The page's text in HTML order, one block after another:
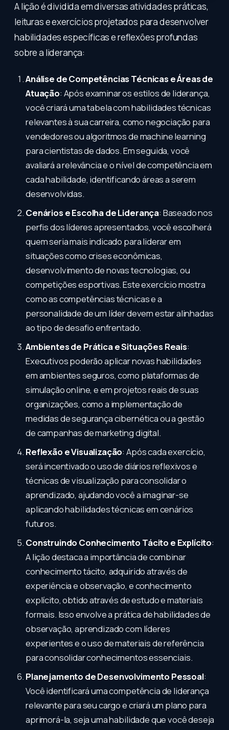
A lição é dividida em diversas atividades práticas,
leituras e exercícios projetados para desenvolver
habilidades específicas e reflexões profundas
sobre a liderança:
Análise de Competências Técnicas e Áreas de
Atuação: Após examinar os estilos de liderança,
você criará uma tabela com habilidades técnicas
relevantes à sua carreira, como negociação para
vendedores ou algoritmos de machine learning
para cientistas de dados. Em seguida, você
avaliará a relevância e o nível de competência em
cada habilidade, identificando áreas a serem
desenvolvidas.
Cenários e Escolha de Liderança: Baseado nos
perfis dos líderes apresentados, você escolherá
quem seria mais indicado para liderar em
situações como crises econômicas,
desenvolvimento de novas tecnologias, ou
competições esportivas. Este exercício mostra
como as competências técnicas e a
personalidade de um líder devem estar alinhadas
ao tipo de desafio enfrentado.
Ambientes de Prática e Situações Reais:
Executivos poderão aplicar novas habilidades
em ambientes seguros, como plataformas de
simulação online, e em projetos reais de suas
organizações, como a implementação de
medidas de segurança cibernética ou a gestão
de campanhas de marketing digital.
Reflexão e Visualização: Após cada exercício,
será incentivado o uso de diários reflexivos e
técnicas de visualização para consolidar o
aprendizado, ajudando você a imaginar-se
aplicando habilidades técnicas em cenários
futuros.
Construindo Conhecimento Tácito e Explícito:
A lição destaca a importância de combinar
conhecimento tácito, adquirido através de
experiência e observação, e conhecimento
explícito, obtido através de estudo e materiais
formais. Isso envolve a prática de habilidades de
observação, aprendizado com líderes
experientes e o uso de materiais de referência
para consolidar conhecimentos essenciais.
Planejamento de Desenvolvimento Pessoal:
Você identificará uma competência de liderança
relevante para seu cargo e criará um plano para
aprimorá-la, seja uma habilidade que você deseja